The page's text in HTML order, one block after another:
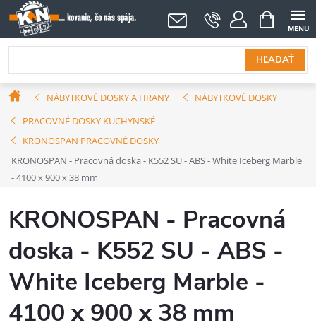
Prejsť
na
obsah
HĽADAŤ
NÁKUPNÝ
KOŠÍK
DomovNÁBYTKOVÉ DOSKY A HRANY
NÁBYTKOVÉ DOSKY
PRACOVNÉ DOSKY KUCHYNSKÉ
KRONOSPAN PRACOVNÉ DOSKY
KRONOSPAN - Pracovná doska - K552 SU - ABS - White Iceberg Marble
- 4100 x 900 x 38 mm
KRONOSPAN - Pracovná
doska - K552 SU - ABS -
White Iceberg Marble -
4100 x 900 x 38 mm